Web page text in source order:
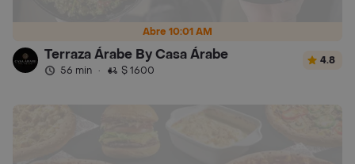
Abre 10:01 AM
Terraza Árabe By Casa Árabe
56 min · $ 1600
4.8